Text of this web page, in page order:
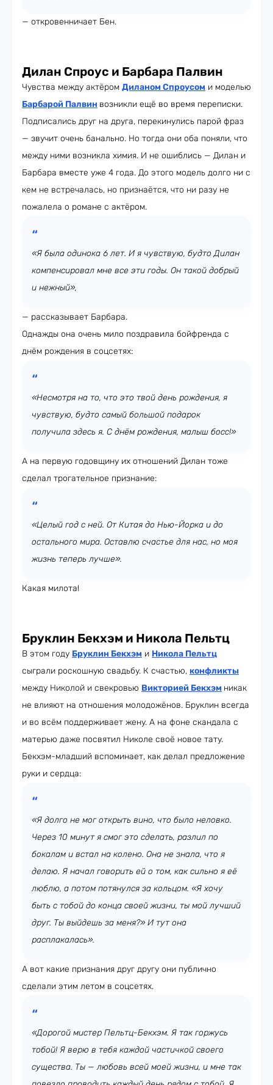
— откровенничает Бен.
Дилан Спроус и Барбара Палвин
Чувства между актёром Диланом Спроусом и моделью
Барбарой Палвин возникли ещё во время переписки.
Подписались друг на друга, перекинулись парой фраз
— звучит очень банально. Но тогда они оба поняли, что
между ними возникла химия. И не ошиблись — Дилан и
Барбара вместе уже 4 года. До этого модель долго ни с
кем не встречалась, но признаётся, что ни разу не
пожалела о романе с актёром.
«Я была одинока 6 лет. И я чувствую, будто Дилан
компенсировал мне все эти годы. Он такой добрый
и нежный»,
— рассказывает Барбара.
Однажды она очень мило поздравила бойфренда с
днём рождения в соцсетях:
«Несмотря на то, что это твой день рождения, я
чувствую, будто самый большой подарок
получила здесь я. С днём рождения, малыш босс!»
А на первую годовщину их отношений Дилан тоже
сделал трогательное признание:
«Целый год с ней. От Китая до Нью-Йорка и до
остального мира. Оставлю счастье для нас, но моя
жизнь теперь лучше».
Какая милота!
Бруклин Бекхэм и Никола Пельтц
В этом году Бруклин Бекхэм и Никола Пельтц
сыграли роскошную свадьбу. К счастью, конфликты
между Николой и свекровью Викторией Бекхэм никак
не влияют на отношения молодожёнов. Бруклин всегда
и во всём поддерживает жену. А на фоне скандала с
матерью даже посвятил Николе своё новое тату.
Бекхэм-младший вспоминает, как делал предложение
руки и сердца:
«Я долго не мог открыть вино, что было неловко.
Через 10 минут я смог это сделать, разлил по
бокалам и встал на колено. Она не знала, что я
делаю. Я начал говорить ей о том, как сильно я её
люблю, а потом потянулся за кольцом. «Я хочу
быть с тобой до конца своей жизни, ты мой лучший
друг. Ты выйдешь за меня?» И тут она
расплакалась».
А вот какие признания друг другу они публично
сделали этим летом в соцсетях.
«Дорогой мистер Пельтц-Бекхэм. Я так горжусь
тобой! Я верю в тебя каждой частичкой своего
существа. Ты — любовь всей моей жизни, и мне так